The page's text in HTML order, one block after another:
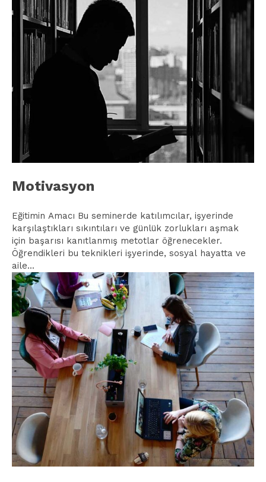
Motivasyon
Eğitimin Amacı Bu seminerde katılımcılar, işyerinde
karşılaştıkları sıkıntıları ve günlük zorlukları aşmak
için başarısı kanıtlanmış metotlar öğrenecekler.
Öğrendikleri bu teknikleri işyerinde, sosyal hayatta ve
aile...